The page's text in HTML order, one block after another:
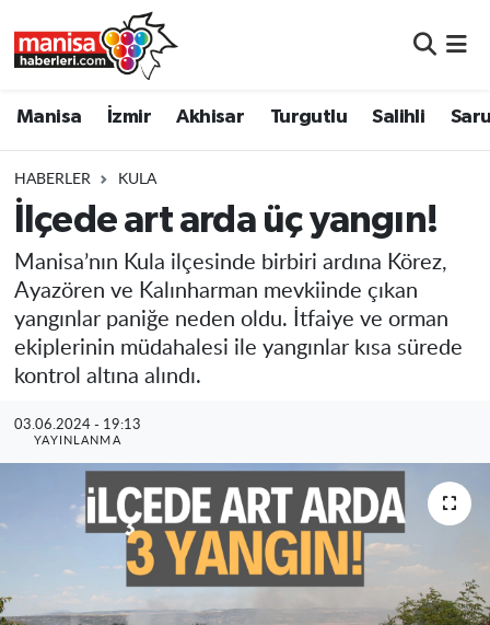
Manisa İzmir Akhisar Turgutlu Salihli
HABERLER KULA
İlçede art arda üç yangın!
Manisa’nın Kula ilçesinde birbiri ardına Körez,
Ayazören ve Kalınharman mevkiinde çıkan
yangınlar paniğe neden oldu. İtfaiye ve orman
ekiplerinin müdahalesi ile yangınlar kısa sürede
kontrol altına alındı.
03.06.2024 - 19:13
YAYINLANMA
Turgutlu
Salihli
Soma
Resmi İlanlar
Manisa Nöbetçi Eczaneler
Manisa Trafik Yoğunluk Haritası
Süper Lig Puan Durumu ve Fikstür
Son Dakika Haberleri
Haber Arşivi